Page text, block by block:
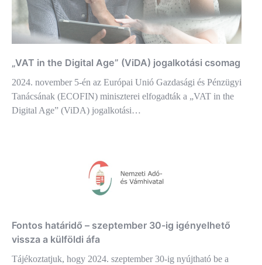
„VAT in the Digital Age” (ViDA) jogalkotási csomag
2024. november 5-én az Európai Unió Gazdasági és Pénzügyi
Tanácsának (ECOFIN) miniszterei elfogadták a „VAT in the
Digital Age” (ViDA) jogalkotási…
Fontos határidő – szeptember 30-ig igényelhető
vissza a külföldi áfa
Tájékoztatjuk, hogy 2024. szeptember 30-ig nyújtható be a